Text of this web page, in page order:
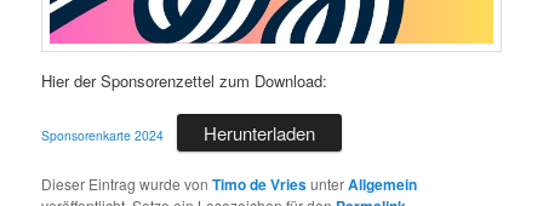
Hier der Sponsorenzettel zum Download:
Sponsorenkarte 2024 Herunterladen
Dieser Eintrag wurde vonTimo de VriesunterAllgemein